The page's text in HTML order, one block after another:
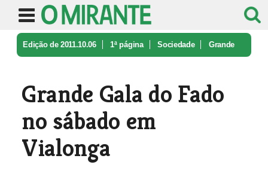
Edição de 2011.10.06 1ª página Sociedade Grande
Grande Gala do Fado
no sábado em
Vialonga